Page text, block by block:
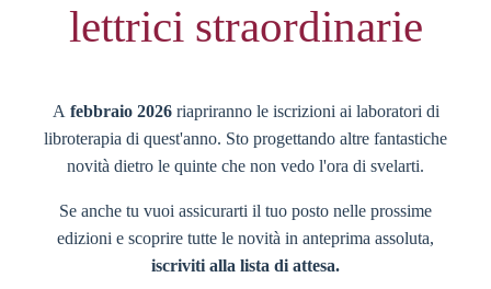
lettrici straordinarie
A febbraio 2026riapriranno le iscrizioni ai laboratori di
libroterapia di quest'anno. Sto progettando altre fantastiche
novità dietro le quinte che non vedo l'ora di svelarti.
Se anche tu vuoi assicurarti il tuo posto nelle prossime
edizioni e scoprire tutte le novità in anteprima assoluta,
iscriviti alla lista di attesa.